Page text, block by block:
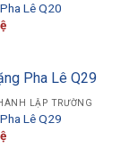
Lê Q20
LẬP TRƯỜNG
Lê Q29